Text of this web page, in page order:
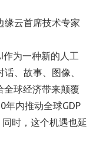
缘云首席技术专家
为一种新的人工
、故事、图像、
全球经济带来颠覆
年内推动全球GDP
时，这个机遇也延